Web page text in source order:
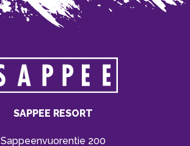
SAPPEE RESORT
Sappeenvuorentie 200